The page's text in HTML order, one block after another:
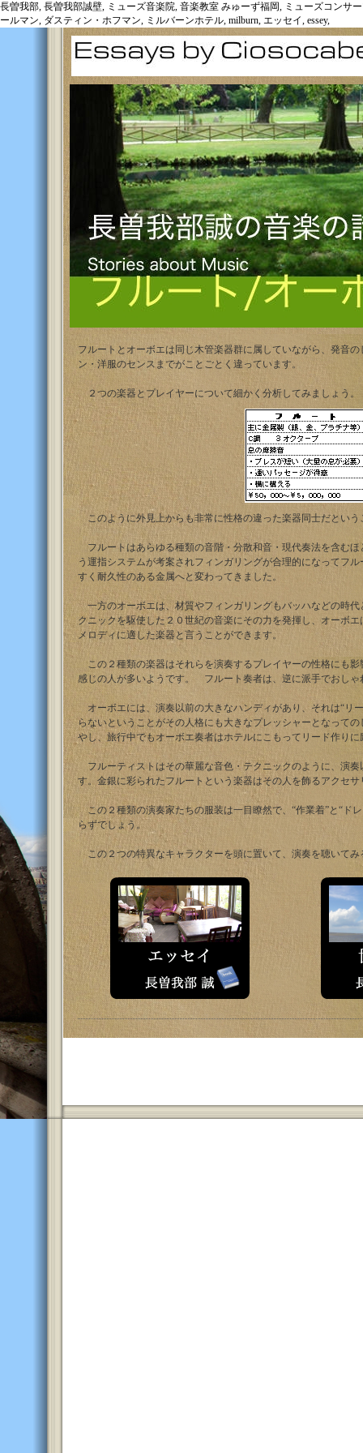
長曽我部, 長曽我部誠壁, ミューズ音楽院, 音楽教室 みゅーず福岡, ミューズコンサ
ールマン, ダスティン・ホフマン, ミルバーンホテル, milburn, エッセイ, essey,
フルートとオーボエは同じ木管楽器群に属していながら、発音
ン・洋服のセンスまでがことごとく違っています。
２つの楽器とプレイヤーについて細かく分析してみましょう。
このように外見上からも非常に性格の違った楽器同士だという
フルートはあらゆる種類の音階・分散和音・現代奏法を含む
う運指システムが考案されフィンガリングが合理的になってフ
すく耐久性のある金属へと変わってきました。
一方のオーボエは、材質やフィンガリングもバッハなどの時代
クニックを駆使した２０世紀の音楽にその力を発揮し、オーボ
メロディに適した楽器と言うことができます。
この２種類の楽器はそれらを演奏するプレイヤーの性格にも
感じの人が多いようです。 フルート奏者は、逆に派手でおしゃ
オーボエには、演奏以前の大きなハンディがあり、それは“リ
らないということがその人格にも大きなプレッシャーとなって
やし、旅行中でもオーボエ奏者はホテルにこもってリード作り
フルーティストはその華麗な音色・テクニックのように、演奏
す。金銀に彩られたフルートという楽器はその人を飾るアクセ
この２種類の演奏家たちの服装は一目瞭然で、“作業着”と“ド
らずでしょう。
この２つの特異なキャラクターを頭に置いて、演奏を聴いてみ